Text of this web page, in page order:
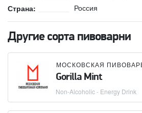
Страна: Россия
Другие сорта пивоварни
Gorilla Mint
Non-Alcoholic - Energy Drink